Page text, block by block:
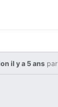
il y a 5 anspar